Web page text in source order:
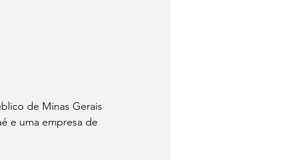
de Minas Gerais
e uma empresa de